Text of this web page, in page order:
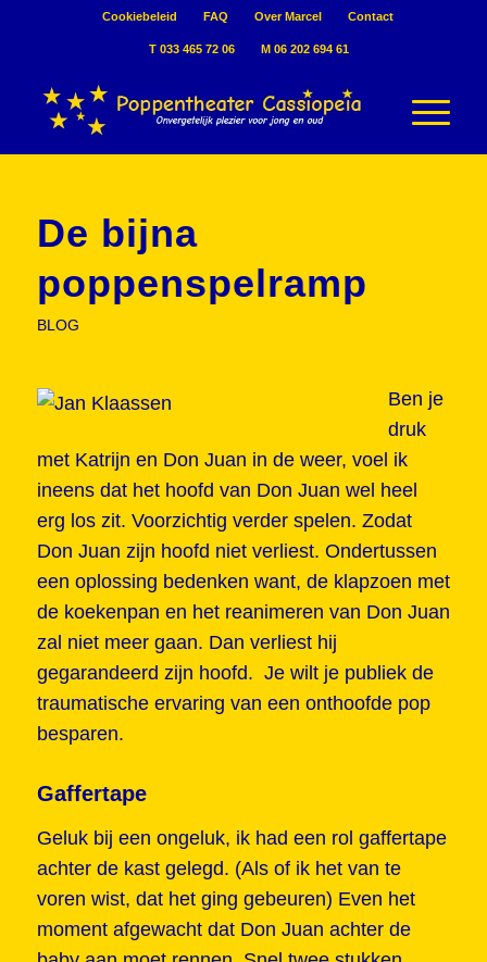
Cookiebeleid FAQ Over Marcel Contact
T 033 465 72 06 M 06 202 694 61
De bijna
poppenspelramp
BLOG
Ben je
druk
met Katrijn en Don Juan in de weer, voel ik
ineens dat het hoofd van Don Juan wel heel
erg los zit. Voorzichtig verder spelen. Zodat
Don Juan zijn hoofd niet verliest. Ondertussen
een oplossing bedenken want, de klapzoen met
de koekenpan en het reanimeren van Don Juan
zal niet meer gaan. Dan verliest hij
gegarandeerd zijn hoofd. Je wilt je publiek de
traumatische ervaring van een onthoofde pop
besparen.
Gaffertape
Geluk bij een ongeluk, ik had een rol gaffertape
achter de kast gelegd. (Als of ik het van te
voren wist, dat het ging gebeuren) Even het
moment afgewacht dat Don Juan achter de